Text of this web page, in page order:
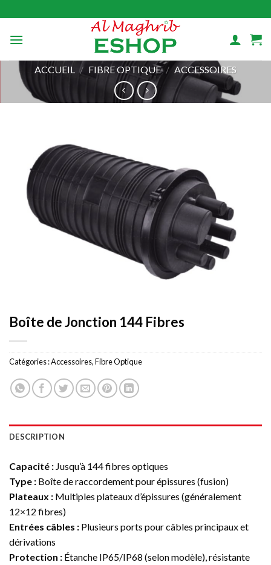
to
content
ACCUEIL / FIBRE OPTIQUE / ACCESSOIRES
Boîte de Jonction 144 Fibres
Catégories :Accessoires,Fibre Optique
DESCRIPTION
Capacité : Jusqu’à 144 fibres optiques
Type : Boîte de raccordement pour épissures (fusion)
Plateaux : Multiples plateaux d’épissures (généralement
12×12 fibres)
Entrées câbles : Plusieurs ports pour câbles principaux et
dérivations
Protection : Étanche IP65/IP68 (selon modèle), résistante